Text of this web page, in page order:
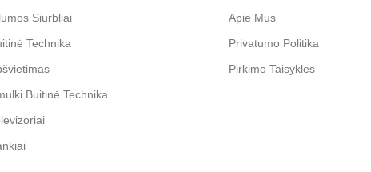
Siurbliai
Technika
Buitinė Technika
Apie Mus
Privatumo Politika
Pirkimo Taisyklės